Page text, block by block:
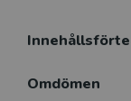
vägar i en tid
Omdömen